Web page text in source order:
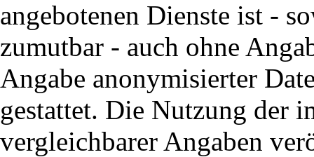
angebotenen Dienste ist -
zumutbar - auch ohne
Angabe anonymisierter
gestattet. Die Nutzung der
vergleichbarer Angaben